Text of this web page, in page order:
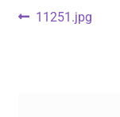
Navigasi
Previous
11251.jpg